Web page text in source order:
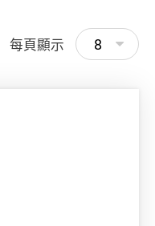
每頁顯示 8